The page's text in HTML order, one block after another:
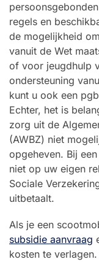
regels en
de mogelijkheid
vanuit de Wet
of voor jeugdhulp
ondersteuning
kunt u ook een
Echter, het is
zorg uit de
(AWBZ) niet
opgeheven. Bij
niet op uw eigen
Sociale
uitbetaalt.
Als je een
subsidie aanvraag
kosten te